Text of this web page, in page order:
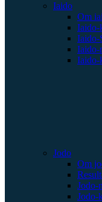
Iaido
Om
Iaido-
Iaido-
Iaido-
Iaido-
Jodo
Om
Jodo-
Jodo-